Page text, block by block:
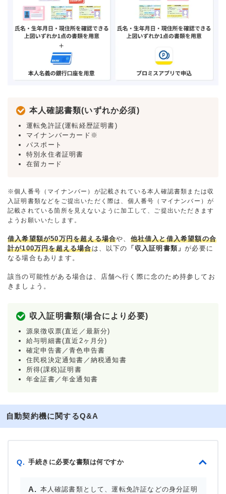
本人確認書類(いずれか必須)
運転免許証(運転経歴証明書)
マイナンバーカード※
パスポート
特別永住者証明書
在留カード
※個人番号（マイナンバー）が記載されている本人確認書類または収
入証明書類などをご提出いただく際は、個人番号（マイナンバー）が
記載されている箇所を見えないように加工して、ご提出いただきます
ようお願いいたします。
借入希望額が50万円を超える場合や、 他社借入と借入希望額の合
計が100万円を超える場合は、以下の 「収入証明書類」が必要に
なる場合もあります。
該当の可能性がある場合は、店舗へ行く際に念のため持参してお
きましょう。
収入証明書類(場合により必要)
源泉徴収票(直近／最新分)
給与明細書(直近2ヶ月分)
確定申告書／青色申告書
住民税決定通知書／納税通知書
所得(課税)証明書
年金証書／年金通知書
自動契約機に関するQ&A
Q. 手続きに必要な書類は何ですか
本人確認書類として、運転免許証などの身分証明